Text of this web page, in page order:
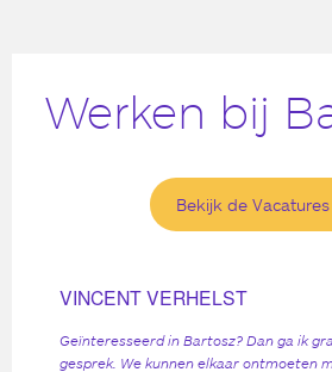
Werken bij
Bekijk de Vacatures
VINCENT VERHELST
Geïnteresseerd in Bartosz? Dan ga ik
gesprek. We kunnen elkaar ontmoeten